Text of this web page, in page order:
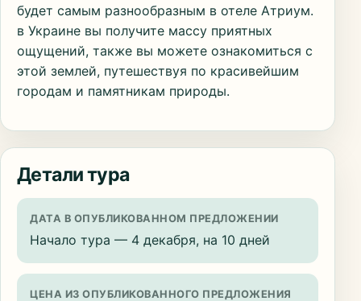
будет самым разнообразным в отеле Атриум.
в Украине вы получите массу приятных
ощущений, также вы можете ознакомиться с
этой землей, путешествуя по красивейшим
городам и памятникам природы.
Детали тура
ДАТА В ОПУБЛИКОВАННОМ ПРЕДЛОЖЕНИИ
Начало тура — 4 декабря, на 10 дней
ЦЕНА ИЗ ОПУБЛИКОВАННОГО ПРЕДЛОЖЕНИЯ